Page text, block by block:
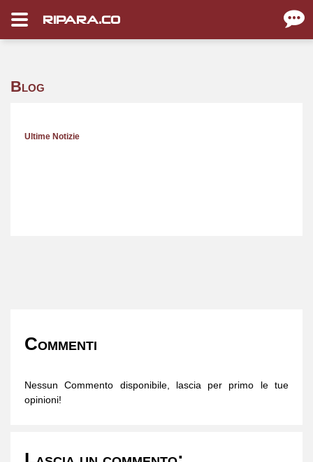
RIPARA.CO
Blog
Ultime Notizie
Commenti
Nessun Commento disponibile, lascia per primo le tue
opinioni!